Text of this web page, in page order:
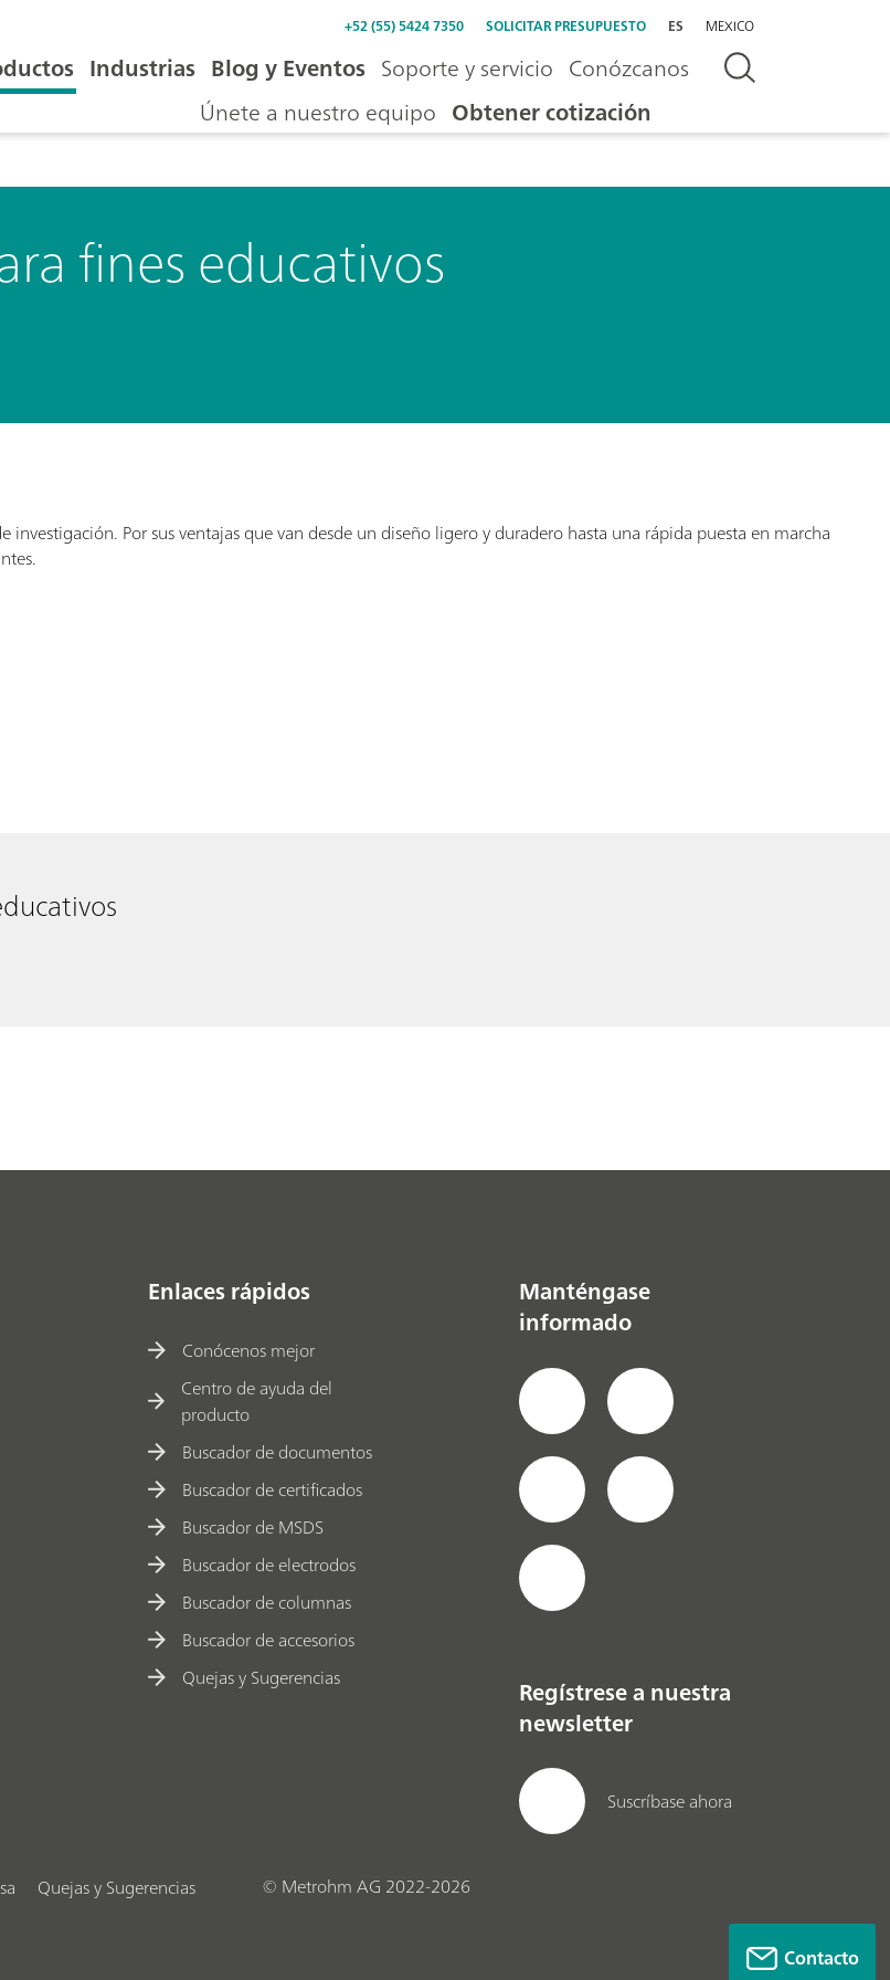
+52 (55) 5424 7350 SOLICITAR PRESUPUESTO ES MEXICO
Industrias Blog y Eventos Soporte y servicio Conózcanos
Únete a nuestro equipo Obtener cotización
fines educativos
Por sus ventajas que van desde un diseño ligero y duradero hasta una rápida puesta en marcha
Enlaces rápidos
Conócenos mejor
Centro de ayuda del
producto
Buscador de documentos
Buscador de certificados
Buscador de MSDS
Buscador de electrodos
Buscador de columnas
Buscador de accesorios
Quejas y Sugerencias
Manténgase
informado
Regístrese a nuestra
newsletter
Suscríbase ahora
Quejas y Sugerencias © Metrohm AG 2022-2026
Contacto